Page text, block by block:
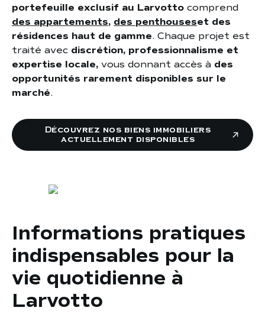
portefeuille exclusif au Larvotto comprend
des appartements, des penthouseset des
résidences haut de gamme. Chaque projet est
traité avec discrétion, professionnalisme et
expertise locale, vous donnant accès à des
opportunités rarement disponibles sur le
marché.
Découvrez nos biens immobiliers
actuellement disponibles
Informations pratiques
indispensables pour la
vie quotidienne à
Larvotto